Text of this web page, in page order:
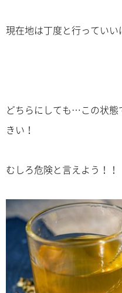
現在地は丁度と行ってい
どちらにしても…この状態
きい！
むしろ危険と言えよう！！